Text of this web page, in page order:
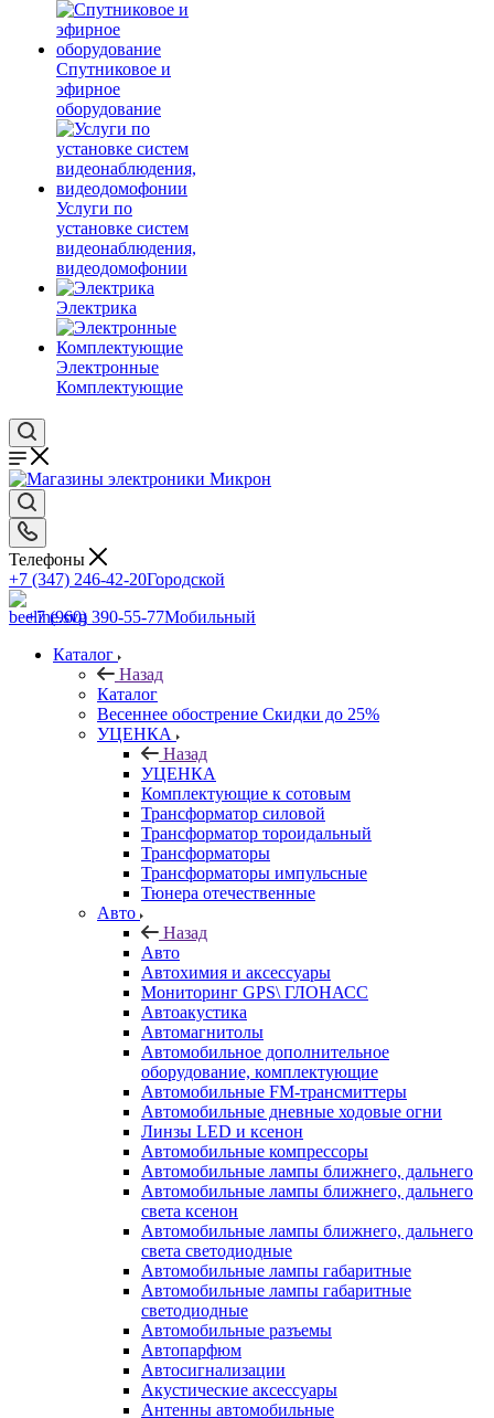
Спутниковое и
эфирное
оборудование
Услуги по
установке систем
видеонаблюдения,
видеодомофонии
Электрика
Электронные
Комплектующие
Телефоны
+7 (347) 246-42-20Городской
+7 (960) 390-55-77Мобильный
Каталог
Назад
Каталог
Весеннее обострение Скидки до 25%
УЦЕНКА
Назад
УЦЕНКА
Комплектующие к сотовым
Трансформатор силовой
Трансформатор тороидальный
Трансформаторы
Трансформаторы импульсные
Тюнера отечественные
Авто
Назад
Авто
Автохимия и аксессуары
Мониторинг GPS\ ГЛОНАСС
Автоакустика
Автомагнитолы
Автомобильное дополнительное
оборудование, комплектующие
Автомобильные FM-трансмиттеры
Автомобильные дневные ходовые огни
Линзы LED и ксенон
Автомобильные компрессоры
Автомобильные лампы ближнего, дальнего
Автомобильные лампы ближнего, дальнего
света ксенон
Автомобильные лампы ближнего, дальнего
света светодиодные
Автомобильные лампы габаритные
Автомобильные лампы габаритные
светодиодные
Автомобильные разъемы
Автопарфюм
Автосигнализации
Акустические аксессуары
Антенны автомобильные